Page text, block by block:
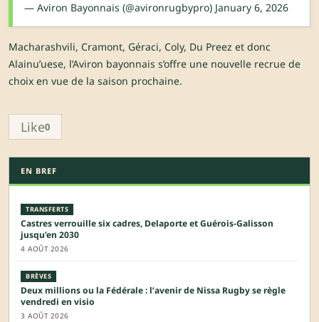
— Aviron Bayonnais (@avironrugbypro) January 6, 2026
Macharashvili, Cramont, Géraci, Coly, Du Preez et donc
Alainu’uese, l’Aviron bayonnais s’offre une nouvelle recrue de
choix en vue de la saison prochaine.
Like0
EN BREF
TRANSFERTS
Castres verrouille six cadres, Delaporte et Guérois-Galisson
jusqu’en 2030
4 AOÛT 2026
BRÈVES
Deux millions ou la Fédérale : l’avenir de Nissa Rugby se règle
vendredi en visio
3 AOÛT 2026